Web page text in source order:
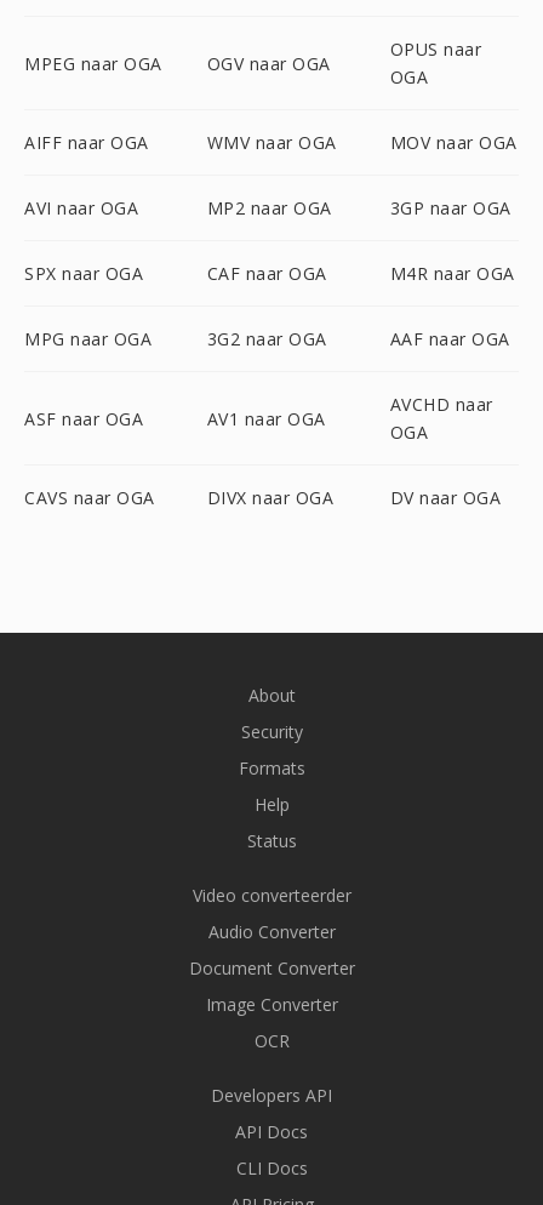
MPEG naar OGA OGV naar OGA
OPUS naar
OGA
AIFF naar OGA WMV naar OGA MOV naar OGA
AVI naar OGA MP2 naar OGA 3GP naar OGA
SPX naar OGA CAF naar OGA M4R naar OGA
MPG naar OGA 3G2 naar OGA AAF naar OGA
ASF naar OGA AV1 naar OGA
AVCHD naar
OGA
CAVS naar OGA DIVX naar OGA DV naar OGA
About
Security
Formats
Help
Status
Video converteerder
Audio Converter
Document Converter
Image Converter
OCR
Developers API
API Docs
CLI Docs